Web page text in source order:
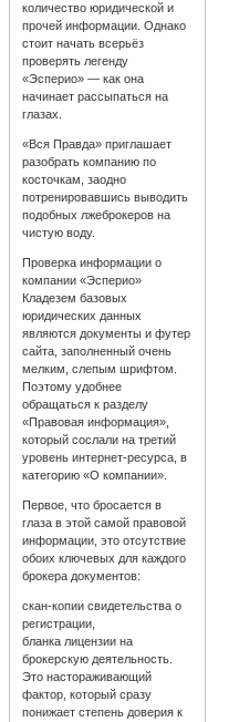
количество юридической и
прочей информации. Однако
стоит начать всерьёз
проверять легенду
«Эсперио» — как она
начинает рассыпаться на
глазах.
«Вся Правда» приглашает
разобрать компанию по
косточкам, заодно
потренировавшись выводить
подобных лжеброкеров на
чистую воду.
Проверка информации о
компании «Эсперио»
Кладезем базовых
юридических данных
являются документы и футер
сайта, заполненный очень
мелким, слепым шрифтом.
Поэтому удобнее
обращаться к разделу
«Правовая информация»,
который сослали на третий
уровень интернет-ресурса, в
категорию «О компании».
Первое, что бросается в
глаза в этой самой правовой
информации, это отсутствие
обоих ключевых для каждого
брокера документов:
скан-копии свидетельства о
регистрации,
бланка лицензии на
брокерскую деятельность.
Это настораживающий
фактор, который сразу
понижает степень доверия к